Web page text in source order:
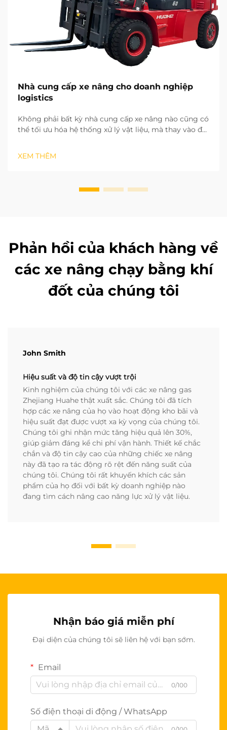
Nhà cung cấp xe nâng cho doanh nghiệp
logistics
Không phải bất kỳ nhà cung cấp xe nâng nào cũng có
thể tối ưu hóa hệ thống xử lý vật liệu, mà thay vào đó
tác chiến lược dài hạn. Dựa trên nhiều năm kinh
nghiệm triển khai các dự án tại hiện trường ở nhiều
XEM THÊM
Phản hồi của khách hàng về
các xe nâng chạy bằng khí
đốt của chúng tôi
John Smith
Hiệu suất và độ tin cậy vượt trội
Kinh nghiệm của chúng tôi với các xe nâng gas
Zhejiang Huahe thật xuất sắc. Chúng tôi đã tích
hợp các xe nâng của họ vào hoạt động kho bãi và
hiệu suất đạt được vượt xa kỳ vọng của chúng tôi.
Chúng tôi ghi nhận mức tăng hiệu quả lên 30%,
giúp giảm đáng kể chi phí vận hành. Thiết kế chắc
chắn và độ tin cậy cao của những chiếc xe nâng
này đã tạo ra tác động rõ rệt đến năng suất của
chúng tôi. Chúng tôi rất khuyến khích các sản
phẩm của họ đối với bất kỳ doanh nghiệp nào
đang tìm cách nâng cao năng lực xử lý vật liệu.
Nhận báo giá miễn phí
Đại diện của chúng tôi sẽ liên hệ với bạn sớm.
Email
0/100
Số điện thoại di động / WhatsApp